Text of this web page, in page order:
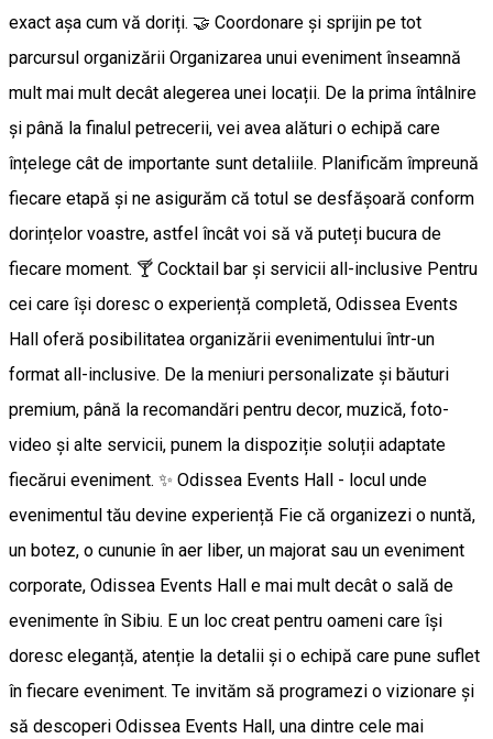
exact așa cum vă doriți. 🤝 Coordonare și sprijin pe tot
parcursul organizării Organizarea unui eveniment înseamnă
mult mai mult decât alegerea unei locații. De la prima întâlnire
și până la finalul petrecerii, vei avea alături o echipă care
înțelege cât de importante sunt detaliile. Planificăm împreună
fiecare etapă și ne asigurăm că totul se desfășoară conform
dorințelor voastre, astfel încât voi să vă puteți bucura de
fiecare moment. 🍸 Cocktail bar și servicii all-inclusive Pentru
cei care își doresc o experiență completă, Odissea Events
Hall oferă posibilitatea organizării evenimentului într-un
format all-inclusive. De la meniuri personalizate și băuturi
premium, până la recomandări pentru decor, muzică, foto-
video și alte servicii, punem la dispoziție soluții adaptate
fiecărui eveniment. ✨️ Odissea Events Hall - locul unde
evenimentul tău devine experiență Fie că organizezi o nuntă,
un botez, o cununie în aer liber, un majorat sau un eveniment
corporate, Odissea Events Hall e mai mult decât o sală de
evenimente în Sibiu. E un loc creat pentru oameni care își
doresc eleganță, atenție la detalii și o echipă care pune suflet
în fiecare eveniment. Te invităm să programezi o vizionare și
să descoperi Odissea Events Hall, una dintre cele mai